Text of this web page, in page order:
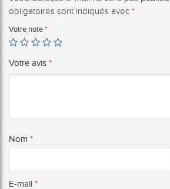
obligatoires sont indiqués avec *
Votre note *
Votre avis *
Nom *
E-mail *